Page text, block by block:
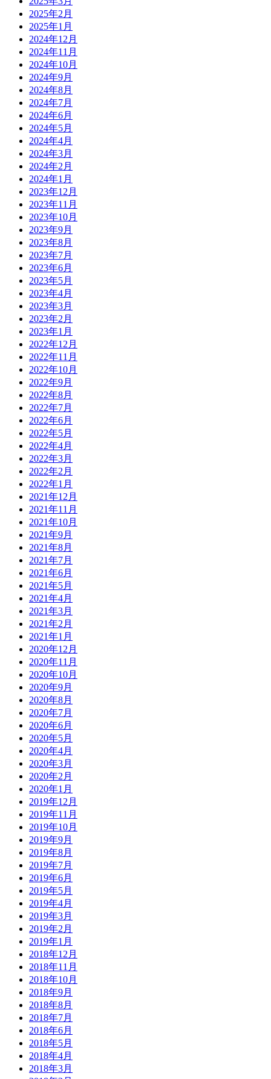
2025年2月
2025年1月
2024年12月
2024年11月
2024年10月
2024年9月
2024年8月
2024年7月
2024年6月
2024年5月
2024年4月
2024年3月
2024年2月
2024年1月
2023年12月
2023年11月
2023年10月
2023年9月
2023年8月
2023年7月
2023年6月
2023年5月
2023年4月
2023年3月
2023年2月
2023年1月
2022年12月
2022年11月
2022年10月
2022年9月
2022年8月
2022年7月
2022年6月
2022年5月
2022年4月
2022年3月
2022年2月
2022年1月
2021年12月
2021年11月
2021年10月
2021年9月
2021年8月
2021年7月
2021年6月
2021年5月
2021年4月
2021年3月
2021年2月
2021年1月
2020年12月
2020年11月
2020年10月
2020年9月
2020年8月
2020年7月
2020年6月
2020年5月
2020年4月
2020年3月
2020年2月
2020年1月
2019年12月
2019年11月
2019年10月
2019年9月
2019年8月
2019年7月
2019年6月
2019年5月
2019年4月
2019年3月
2019年2月
2019年1月
2018年12月
2018年11月
2018年10月
2018年9月
2018年8月
2018年7月
2018年6月
2018年5月
2018年4月
2018年3月